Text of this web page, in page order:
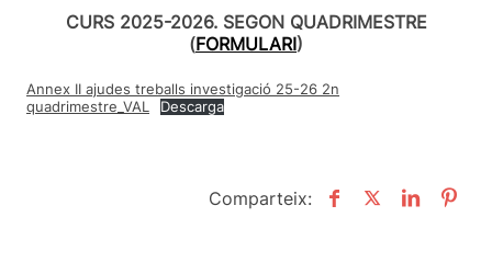
CURS 2025-2026. SEGON QUADRIMESTRE
(FORMULARI)
Annex II ajudes treballs investigació 25-26 2n
quadrimestre_VAL
Descarga
Comparteix: